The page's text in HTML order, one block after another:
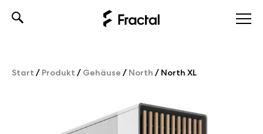
Start / Produkt / Gehäuse / North / North XL